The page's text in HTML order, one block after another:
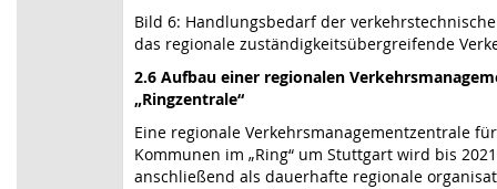
Bild 6: Handlungsbedarf der
das regionale zuständigkeitsübergreifende
2.6 Aufbau einer regionalen
„Ringzentrale“
Eine regionale Verkehrsmanagementzentrale
Kommunen im „Ring“ um Stuttgart wird bis
anschließend als dauerhafte regionale